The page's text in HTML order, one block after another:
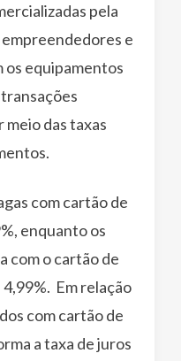
pela
e
os equipamentos
meio das taxas
com cartão de
enquanto os
com o cartão de
Em relação
com cartão de
a taxa de juros